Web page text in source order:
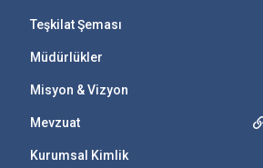
Teşkilat Şeması
Müdürlükler
Misyon & Vizyon
Mevzuat
Kurumsal Kimlik